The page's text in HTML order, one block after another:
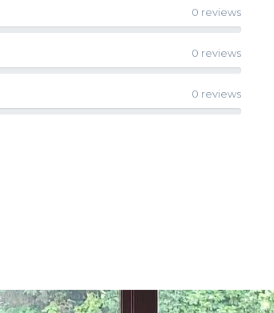
0 reviews
0 reviews
0 reviews